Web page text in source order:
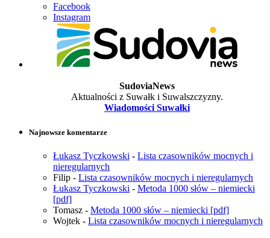
Facebook
Instagram
SudoviaNews
Aktualności z Suwałk i Suwalszczyzny.
Wiadomości Suwałki
Najnowsze komentarze
Łukasz Tyczkowski - Lista czasowników mocnych i
nieregularnych
Filip - Lista czasowników mocnych i nieregularnych
Łukasz Tyczkowski - Metoda 1000 słów – niemiecki
[pdf]
Tomasz - Metoda 1000 słów – niemiecki [pdf]
Wojtek - Lista czasowników mocnych i nieregularnych